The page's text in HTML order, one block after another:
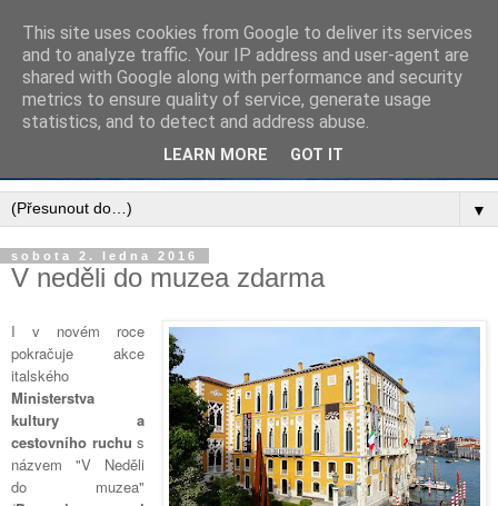
▼
sobota 2. ledna 2016
V neděli do muzea zdarma
I v novém roce
pokračuje akce
italského
Ministerstva
kultury a
cestovního ruchu s
názvem "V Neděli
do muzea"
This site uses cookies from Google to deliver its services
and to analyze traffic. Your IP address and user-agent are
shared with Google along with performance and security
metrics to ensure quality of service, generate usage
statistics, and to detect and address abuse.
LEARN MORE GOT IT